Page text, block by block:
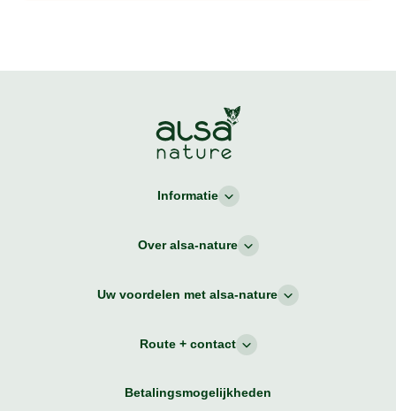
Informatie
Over alsa-nature
Uw voordelen met alsa-nature
Route + contact
Betalingsmogelijkheden